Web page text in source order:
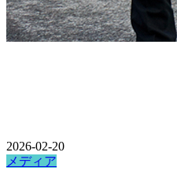
2026-02-20
メディア